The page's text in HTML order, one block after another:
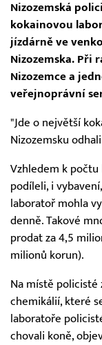
Nizozemská
kokainovou
jízdárně ve
Nizozemska. Při
Nizozemce a
veřejnoprávní
"Jde o největší
Nizozemsku
Vzhledem k
podíleli, i
laboratoř mohla
denně. Takové
prodat za 4,5
milionů korun).
Na místě
chemikálií, které
laboratoře
chovali koně,